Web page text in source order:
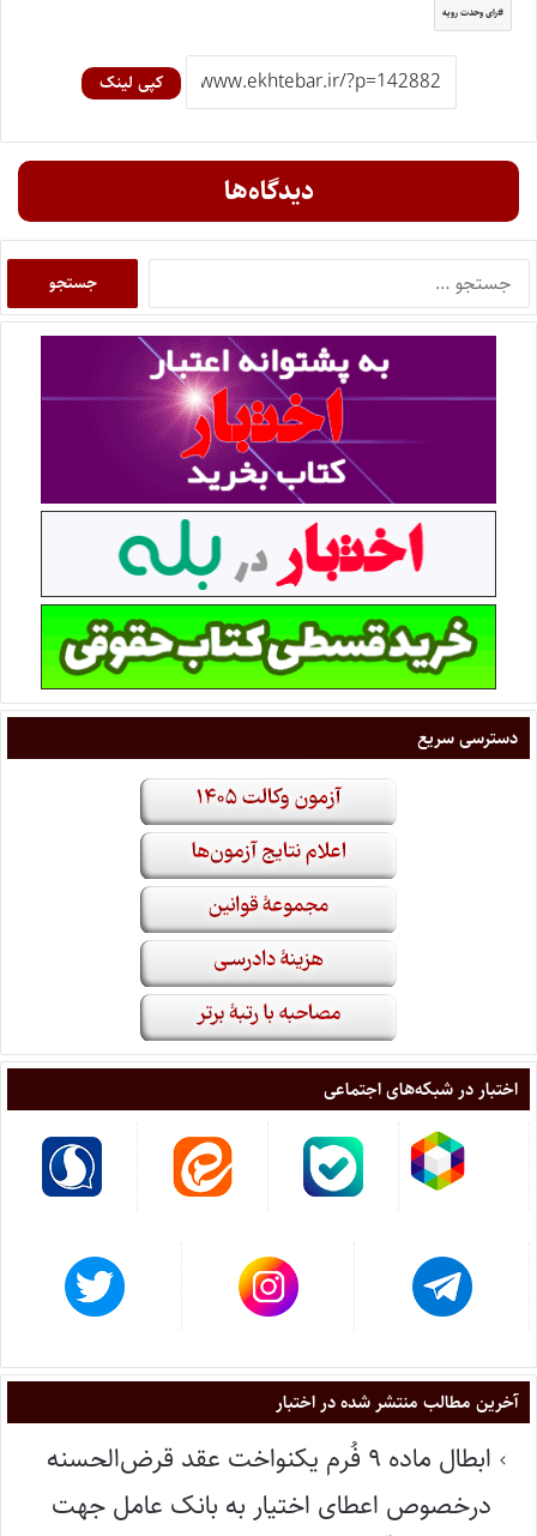
رای وحدت رویه
کپی لینک
دیدگاه‌ها
دسترسی سریع
اختبار در شبکه‌های اجتماعی
آخرین مطالب منتشر شده در اختبار
ابطال ماده ۹ فُرم یکنواخت عقد قرض‌الحسنه
درخصوص اعطای اختیار به بانک عامل جهت